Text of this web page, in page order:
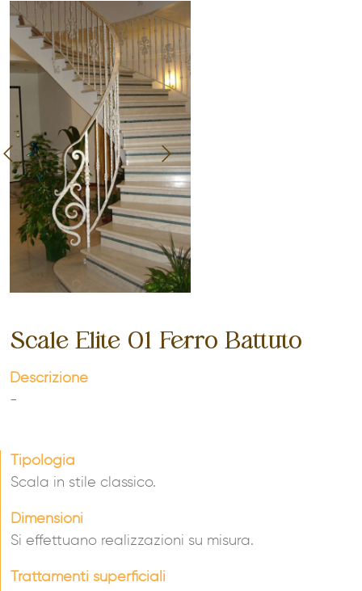
Scale Elite 01 Ferro Battuto
Descrizione
-
Tipologia
Scala in stile classico.
Dimensioni
Si effettuano realizzazioni su misura.
Trattamenti superficiali